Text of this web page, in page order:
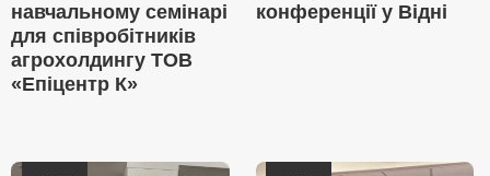
навчальному семінарі
для співробітників
агрохолдингу ТОВ
«Епіцентр К»
конференції у Відні